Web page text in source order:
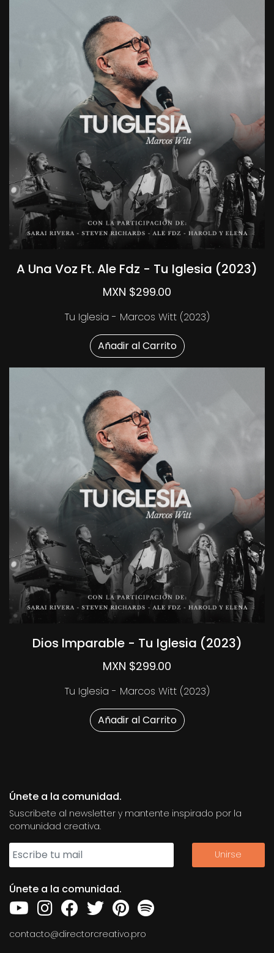
A Una Voz Ft. Ale Fdz - Tu Iglesia (2023)
MXN $299.00
Tu Iglesia - Marcos Witt (2023)
Añadir al Carrito
Dios Imparable - Tu Iglesia (2023)
MXN $299.00
Tu Iglesia - Marcos Witt (2023)
Añadir al Carrito
Únete a la comunidad.
Suscribete al newsletter y mantente inspirado por la
comunidad creativa.
Únete a la comunidad.
contacto@directorcreativo.pro